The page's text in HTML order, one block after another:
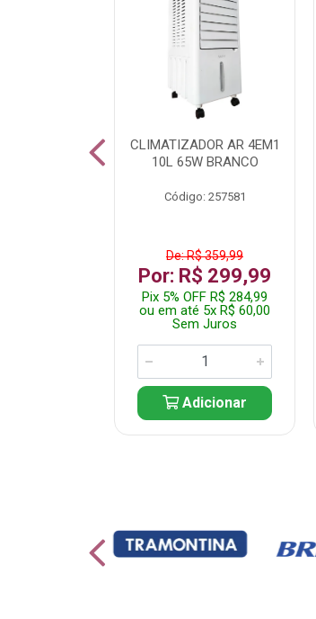
CLIMATIZADOR AR 4EM1
10L 65W BRANCO
Código: 257581
De: R$ 359,99
Por: R$ 299,99
Pix 5% OFF R$ 284,99
ou em até 5x R$ 60,00
Sem Juros
Adicionar